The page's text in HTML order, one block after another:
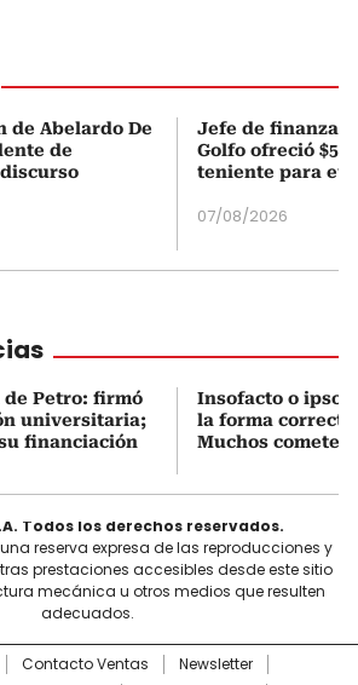
de Abelardo De
de
Jefe de finanzas
Golfo ofreció
teniente para
07/08/2026
Petro: firmó
universitaria;
financiación
Insofacto o ipso
la forma
Muchos
Todos los derechos reservados.
una reserva expresa de las reproducciones y
prestaciones accesibles desde este sitio
mecánica u otros medios que resulten
adecuados.
Contacto Ventas
Newsletter